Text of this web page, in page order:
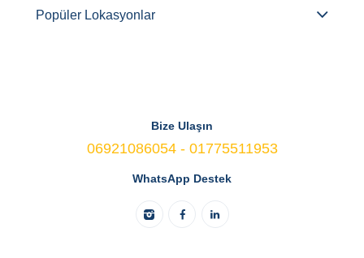
Popüler Lokasyonlar
Bize Ulaşın
06921086054 - 01775511953
WhatsApp Destek